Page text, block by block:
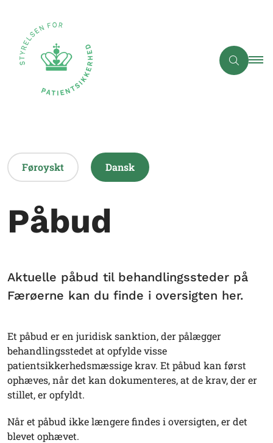
Føroyskt Dansk
Påbud
Aktuelle påbud til behandlingssteder på
Færøerne kan du finde i oversigten her.
Et påbud er en juridisk sanktion, der pålægger
behandlingsstedet at opfylde visse
patientsikkerhedsmæssige krav. Et påbud kan først
ophæves, når det kan dokumenteres, at de krav, der er
stillet, er opfyldt.
Når et påbud ikke længere findes i oversigten, er det
blevet ophævet.